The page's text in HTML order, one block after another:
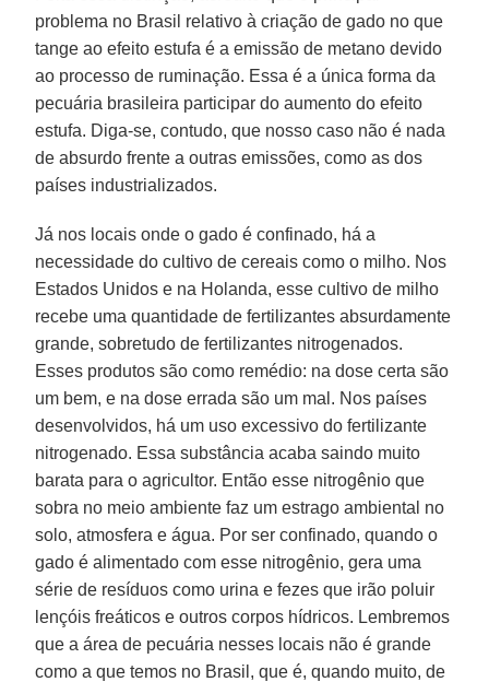
problema no Brasil relativo à criação de gado no que
tange ao efeito estufa é a emissão de metano devido
ao processo de ruminação. Essa é a única forma da
pecuária brasileira participar do aumento do efeito
estufa. Diga-se, contudo, que nosso caso não é nada
de absurdo frente a outras emissões, como as dos
países industrializados.
Já nos locais onde o gado é confinado, há a
necessidade do cultivo de cereais como o milho. Nos
Estados Unidos e na Holanda, esse cultivo de milho
recebe uma quantidade de fertilizantes absurdamente
grande, sobretudo de fertilizantes nitrogenados.
Esses produtos são como remédio: na dose certa são
um bem, e na dose errada são um mal. Nos países
desenvolvidos, há um uso excessivo do fertilizante
nitrogenado. Essa substância acaba saindo muito
barata para o agricultor. Então esse nitrogênio que
sobra no meio ambiente faz um estrago ambiental no
solo, atmosfera e água. Por ser confinado, quando o
gado é alimentado com esse nitrogênio, gera uma
série de resíduos como urina e fezes que irão poluir
lençóis freáticos e outros corpos hídricos. Lembremos
que a área de pecuária nesses locais não é grande
como a que temos no Brasil, que é, quando muito, de